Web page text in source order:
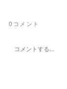
0 コメント